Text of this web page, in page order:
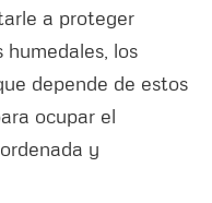
a proteger
humedales, los
depende de estos
ocupar el
y